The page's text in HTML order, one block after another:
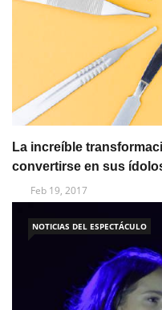
La increíble
convertirse en sus
Feb 19, 2017
NOTICIAS DEL ESPECTÁCULO